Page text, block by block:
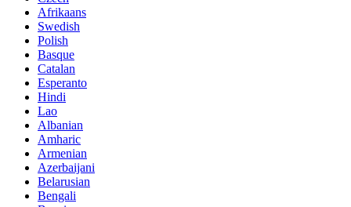
Afrikaans
Swedish
Polish
Basque
Catalan
Esperanto
Hindi
Lao
Albanian
Amharic
Armenian
Azerbaijani
Belarusian
Bengali